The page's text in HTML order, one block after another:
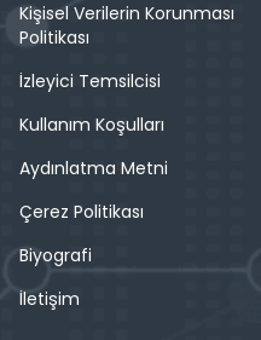
Kişisel Verilerin Korunması
Politikası
İzleyici Temsilcisi
Kullanım Koşulları
Aydınlatma Metni
Çerez Politikası
Biyografi
İletişim